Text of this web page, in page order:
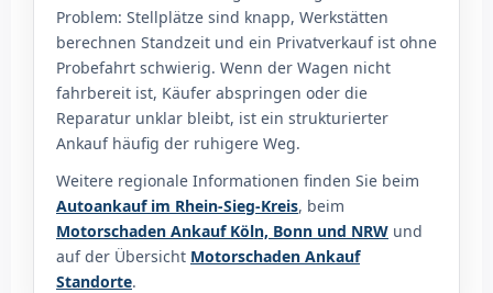
Problem: Stellplätze sind knapp, Werkstätten
berechnen Standzeit und ein Privatverkauf ist ohne
Probefahrt schwierig. Wenn der Wagen nicht
fahrbereit ist, Käufer abspringen oder die
Reparatur unklar bleibt, ist ein strukturierter
Ankauf häufig der ruhigere Weg.
Weitere regionale Informationen finden Sie beim
Autoankauf im Rhein-Sieg-Kreis, beim
Motorschaden Ankauf Köln, Bonn und NRW und
auf der Übersicht Motorschaden Ankauf
Standorte.